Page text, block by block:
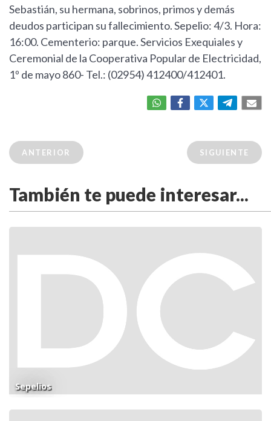
Sebastián, su hermana, sobrinos, primos y demás
deudos participan su fallecimiento. Sepelio: 4/3. Hora:
16:00. Cementerio: parque. Servicios Exequiales y
Ceremonial de la Cooperativa Popular de Electricidad,
1º de mayo 860- Tel.: (02954) 412400/412401.
ANTERIOR SIGUIENTE
También te puede interesar...
Sepelios